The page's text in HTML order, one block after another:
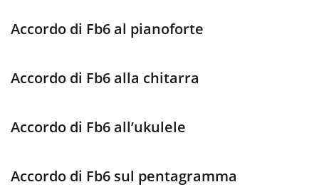
Français
한국어
Accordo di Fb6 al pianoforte
Accordo di Fb6 alla chitarra
Accordo di Fb6 all’ukulele
Accordo di Fb6 sul pentagramma